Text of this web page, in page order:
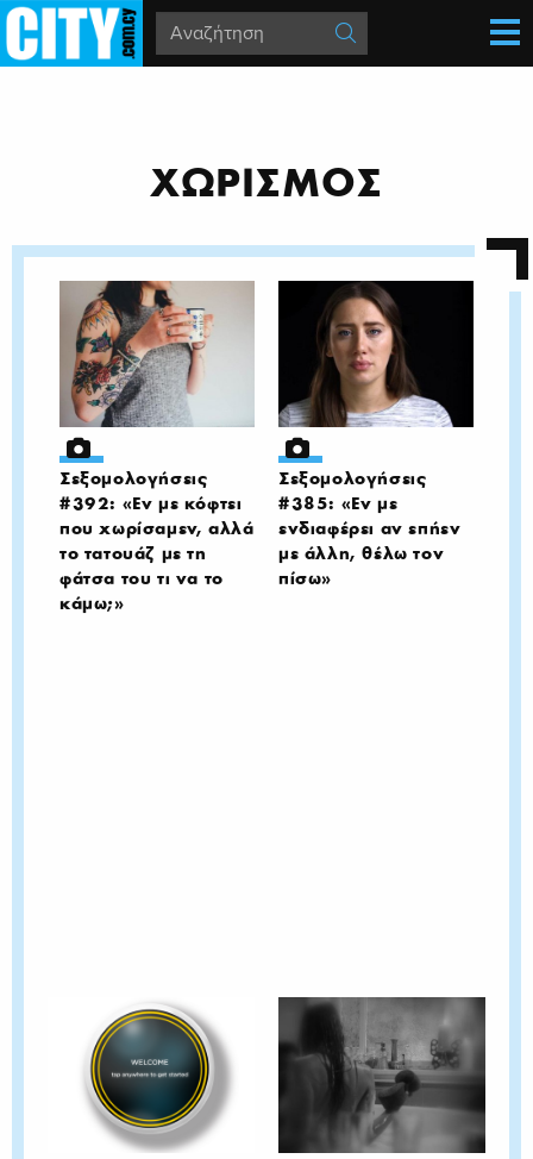
ΧΩΡΙΣΜΟΣ
Σεξομολογήσεις
#392: «Εν με κόφτει
που χωρίσαμεν, αλλά
το τατουάζ με τη
φάτσα του τι να το
κάμω;»
Σεξομολογήσεις
#385: «Εν με
ενδιαφέρει αν επήεν
με άλλη, θέλω τον
πίσω»